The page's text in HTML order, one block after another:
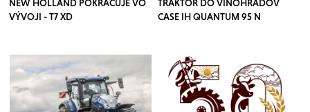
NEW HOLLAND POKRAČUJE VO
VÝVOJI - T7 XD
TRAKTOR DO VINOHRADOV
CASE IH QUANTUM 95 N